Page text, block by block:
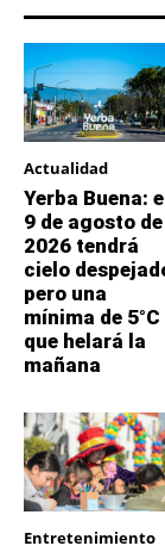
Actualidad
Yerba Buena: el
9 de agosto de
2026 tendrá
cielo
pero una
mínima de 5°C
que helará la
mañana
Entretenimiento